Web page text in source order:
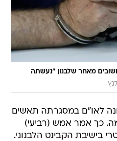
מאחר שלבנון "נעשתה
לאו"ם במסגרתה תאשים
כך אמר אמש (רביעי)
בישיבת הקבינט הלבנוני.